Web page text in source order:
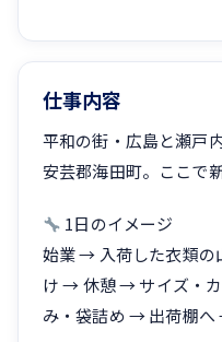
仕事内容
平和の街・広島と瀬戸
安芸郡海田町。ここで
1日のイメージ
始業 → 入荷した衣類の
け → 休憩 → サイズ・
み・袋詰め → 出荷棚へ